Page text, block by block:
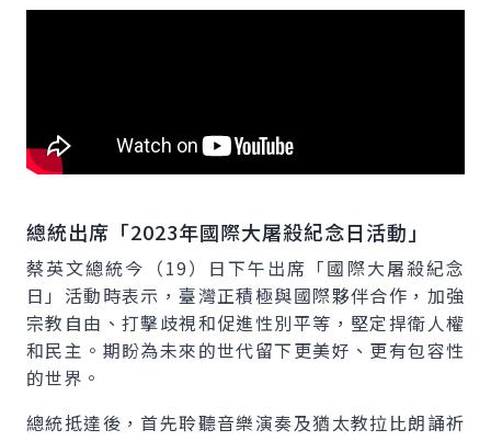
總統出席「2023年國際大屠殺紀念日活動」
蔡英文總統今（19）日下午出席「國際大屠殺紀念
日」活動時表示，臺灣正積極與國際夥伴合作，加強
宗教自由、打擊歧視和促進性別平等，堅定捍衛人權
和民主。期盼為未來的世代留下更美好、更有包容性
的世界。
總統抵達後，首先聆聽音樂演奏及猶太教拉比朗誦祈